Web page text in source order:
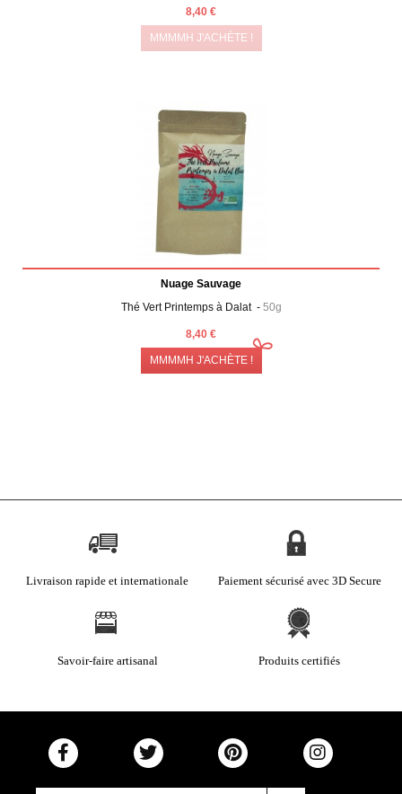
8,40 €
MMMMH J'ACHÈTE !
Nuage Sauvage
Thé Vert Printemps à Dalat - 50g
8,40 €
MMMMH J'ACHÈTE !
Livraison rapide et internationale Paiement sécurisé avec 3D Secure
Savoir-faire artisanal Produits certifiés